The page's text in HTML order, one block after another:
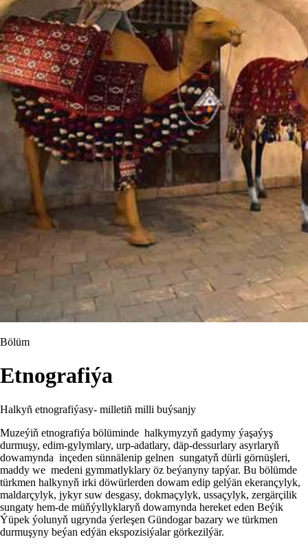
Bölüm
Etnografiýa
Halkyñ etnografiýasy- milletiñ milli buýsanjy
Muzeýiň etnografiýa bölüminde halkymyzyň gadymy ýaşaýyş
durmuşy, edim-gylymlary, urp-adatlary, däp-dessurlary asyrlaryň
dowamynda inçeden sünnälenip gelnen sungatyň dürli görnüşleri,
maddy we medeni gymmatlyklary öz beýanyny tapýar. Bu bölümde
türkmen halkynyň irki döwürlerden dowam edip gelýän ekerançylyk,
maldarçylyk, jykyr suw desgasy, dokmaçylyk, ussaçylyk, zergärçilik
sungaty hem-de müňýyllyklaryň dowamynda hereket eden Beýik
Ýüpek ýolunyň ugrynda ýerleşen Gündogar bazary we türkmen
durmuşyny beýan edýän ekspozisiýalar görkezilýär.